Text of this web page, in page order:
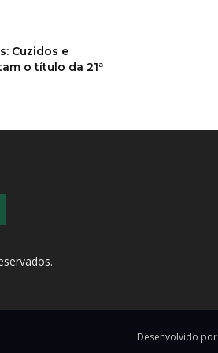
Cuzidos e
o título da 21ª
Desenvolvido por